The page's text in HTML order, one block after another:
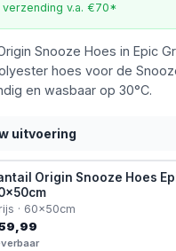
verzending v.a. €70*
Snooze Hoes in Epic
hoes voor de
en wasbaar op 30°C.
uitvoering
Origin Snooze Hoes
· 60x50cm